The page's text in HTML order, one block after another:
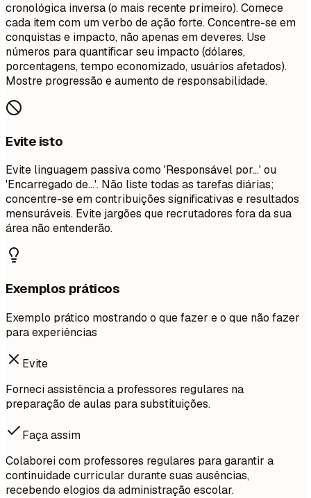
cronológica inversa (o mais recente primeiro). Comece
cada item com um verbo de ação forte. Concentre-se em
conquistas e impacto, não apenas em deveres. Use
números para quantificar seu impacto (dólares,
porcentagens, tempo economizado, usuários afetados).
Mostre progressão e aumento de responsabilidade.
Evite isto
Evite linguagem passiva como 'Responsável por...' ou
'Encarregado de...'. Não liste todas as tarefas diárias;
concentre-se em contribuições significativas e resultados
mensuráveis. Evite jargões que recrutadores fora da sua
área não entenderão.
Exemplos práticos
Exemplo prático mostrando o que fazer e o que não fazer
para experiências
Evite
Forneci assistência a professores regulares na
preparação de aulas para substituições.
Faça assim
Colaborei com professores regulares para garantir a
continuidade curricular durante suas ausências,
recebendo elogios da administração escolar.